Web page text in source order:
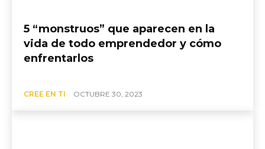
5 “monstruos” que aparecen en la
vida de todo emprendedor y cómo
enfrentarlos
CREE EN TI OCTUBRE 30, 2023